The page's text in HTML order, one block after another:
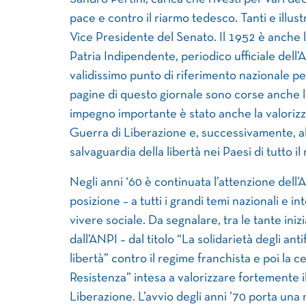
pace e contro il riarmo tedesco. Tanti e
Vice Presidente del Senato. Il 1952 è anche
Patria Indipendente, periodico ufficiale
validissimo punto di riferimento nazionale
pagine di questo giornale sono corse anche
impegno importante è stato anche la
Guerra di Liberazione e, successivamente,
salvaguardia della libertà nei Paesi di tutto il
Negli anni ‘60 è continuata l’attenzione
posizione – a tutti i grandi temi nazionali e
vivere sociale. Da segnalare, tra le tante
dall’ANPI – dal titolo “La solidarietà degli
libertà” contro il regime franchista e poi la
Resistenza” intesa a valorizzare
Liberazione. L’avvio degli anni ’70 porta